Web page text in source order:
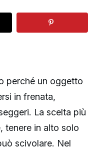
perché un oggetto
in frenata,
La scelta più
tenere in alto solo
scivolare. Nel